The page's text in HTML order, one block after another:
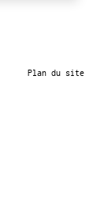
Plan du site